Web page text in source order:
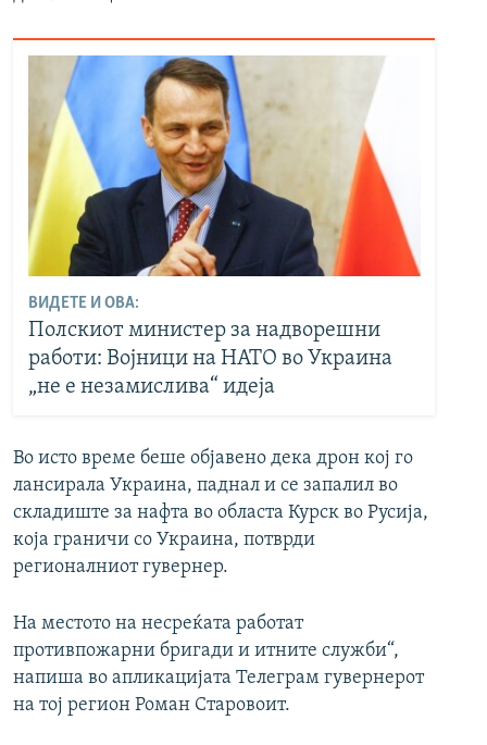
ВИДЕТЕ И ОВА:
Полскиот министер за надворешни
работи: Војници на НАТО во Украина
„не е незамислива“ идеја
Во исто време беше објавено дека дрон кој го
лансирала Украина, паднал и се запалил во
складиште за нафта во областа Курск во Русија,
која граничи со Украина, потврди
регионалниот гувернер.
На местото на несреќата работат
противпожарни бригади и итните служби“,
напиша во апликацијата Телеграм гувернерот
на тој регион Роман Старовоит.